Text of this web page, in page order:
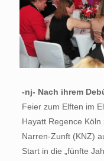
-nj- Nach ihrem
Feier zum Elften im
Hayatt Regence
Narren-Zunft (KNZ)
Start in die „fünfte